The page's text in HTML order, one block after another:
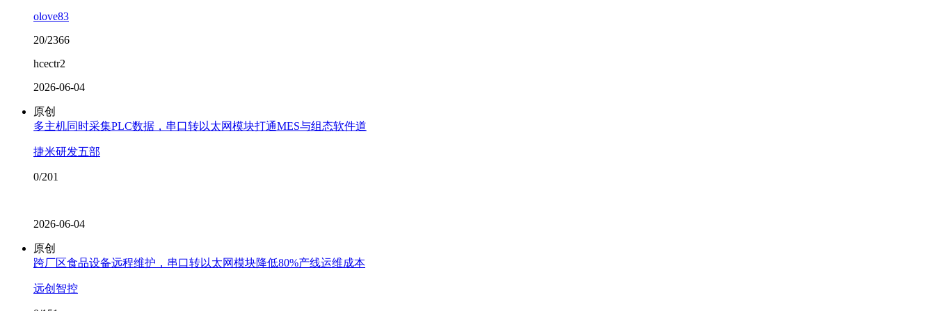
olove83
20/2366
hcectr2
2026-06-04
原创
多主机同时采集PLC数据，串口转以太网模块打通MES与组态软件道
捷米研发五部
0/201
2026-06-04
原创
跨厂区食品设备远程维护，串口转以太网模块降低80%产线运维成本
远创智控